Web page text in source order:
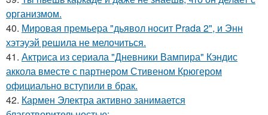
организмом.
40. Мировая премьера "дьявол носит Prada 2", и Энн
хэтэуэй решила не мелочиться.
41. Актриса из сериала "Дневники Вампира" Кэндис
аккола вместе с партнером Стивеном Крюгером
официально вступили в брак.
42. Кармен Электра активно занимается